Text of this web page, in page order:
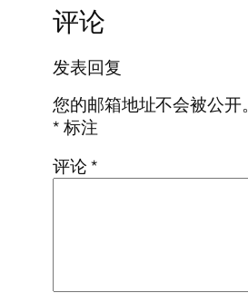
评论
发表回复
您的邮箱地址不会被公开。
*标注
评论*